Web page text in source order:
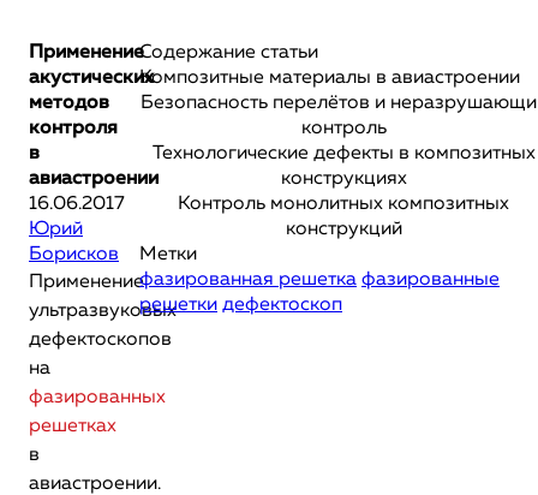
Применение
акустических
методов
контроля
в
авиастроении
16.06.2017
Юрий
Борисков
Применение
ультразвуковых
дефектоскопов
на
фазированных
решетках
в
авиастроении.
Содержание статьи
Композитные материалы в авиастроении
Безопасность перелётов и
контроль
Технологические дефекты в композитных
конструкциях
Контроль монолитных композитных
конструкций
Метки
фазированная решетка фазированные
решетки дефектоскоп